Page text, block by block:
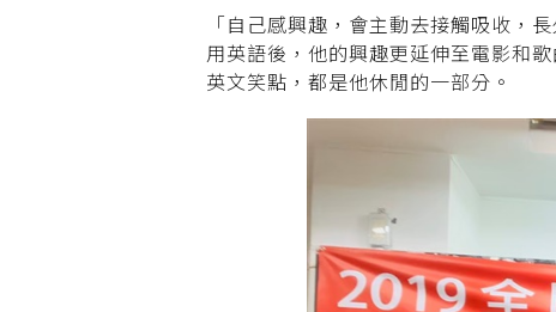
「自己感興趣，會主動去接觸吸收，
用英語後，他的興趣更延伸至電影和
英文笑點， 都是他休閒的一部分。